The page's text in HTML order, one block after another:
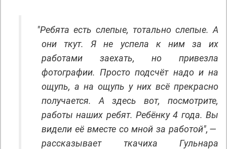
"Ребята есть слепые, тотально слепые. А
они ткут. Я не успела к ним за их
работами заехать, но привезла
фотографии. Просто подсчёт надо и на
ощупь, а на ощупь у них всё прекрасно
получается. А здесь вот, посмотрите,
работы наших ребят. Ребёнку 4 года. Вы
видели её вместе со мной за работой", —
рассказывает ткачиха Гульнара